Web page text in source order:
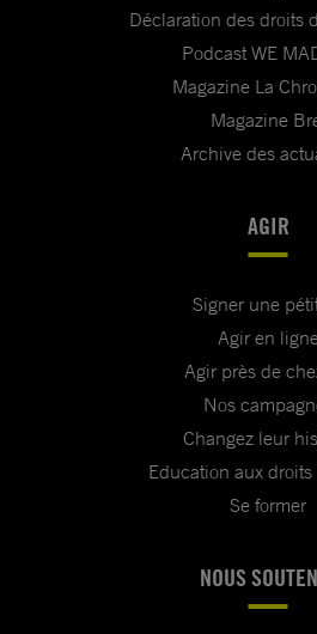
Déclaration des droits
Podcast WE
Magazine La
Magazine
Archive des
AGIR
Signer une
Agir en
Agir près de
Nos
Changez leur
Education aux
Se former
NOUS